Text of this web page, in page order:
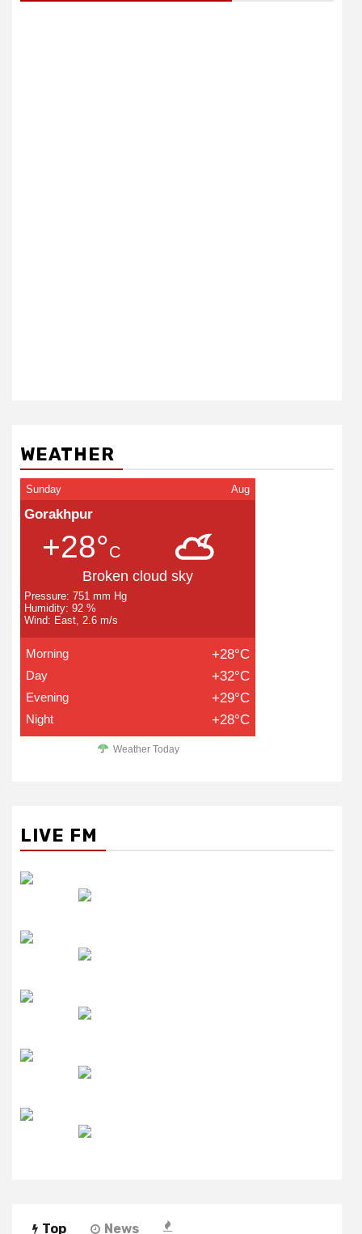
WEATHER
Sunday Aug
Gorakhpur
+28°C
Broken cloud sky
Pressure: 751 mm Hg
Humidity: 92 %
Wind: East, 2.6 m/s
Morning +28°C
Day +32°C
Evening +29°C
Night +28°C
Weather Today
LIVE FM
Top News